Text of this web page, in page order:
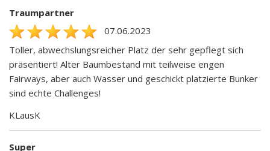
Traumpartner
07.06.2023
Toller, abwechslungsreicher Platz der sehr gepflegt sich
präsentiert! Alter Baumbestand mit teilweise engen
Fairways, aber auch Wasser und geschickt platzierte Bunker
sind echte Challenges!
KLausK
Super